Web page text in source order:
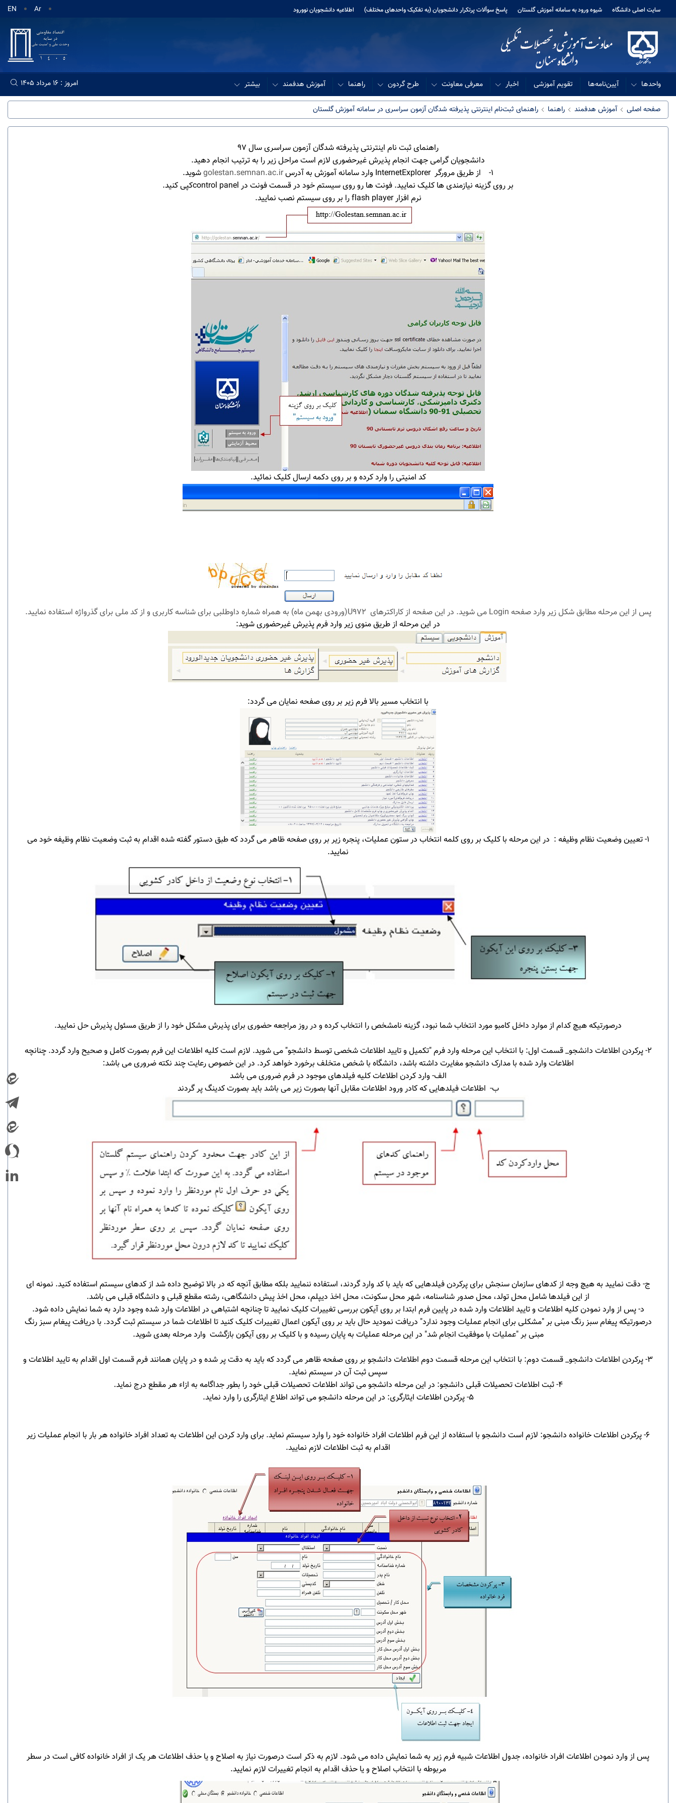
سایت اصلی دانشگاه شیوه ورود به سامانه آموزش گلستان پاسخ سوألات پرتکرار دانشجویان (به تفکیک واحدهای مختلف) اطلاعیه دانشجویان نوورود EN Ar
واحدها آیین‌نامه‌ها تقویم آموزشی اخبار معرفی معاونت طرح گردون راهنما آموزش هدفمند بیشتر امروز : 16 مرداد 1405
صفحه اصلی آموزش هدفمند راهنما راهنمای ثبت‌نام اینترنتی پذیرفته شدگان آزمون سراسری در سامانه آموزش گلستان
راهنمای ثبت نام اینترنتی پذیرفته شدگان آزمون سراسری سال 97
دانشجویان گرامی جهت انجام پذیرش غیرحضوری لازم است مراحل زیر را به ترتیب انجام دهید.
1- از طریق مرورگر InternetExplorer وارد سامانه آموزش به آدرس
golestan.semnan.ac.irشوید.
بر روی گزینه نیازمندی ها کلیک نمایید. فونت ها رو روی سیستم خود در قسمت فونت در control panelکپی کنید.
نرم افزار flash player را بر روی سیستم نصب نمایید.
کد امنیتی را وارد کرده و بر روی دکمه ارسال کلیک نمائید.
پس از این مرحله مطابق شکل زیر وارد صفحه Login می شوید. در این صفحه از کاراکترهای U972(ورودی بهمن ماه) به همراه شماره داوطلبی برای شناسه کاربری و از کد ملی برای گذرواژه استفاده نمایید.
در این مرحله از طریق منوی زیر وارد فرم پذیرش غیرحضوری شوید:
با انتخاب مسیر بالا فرم زیر بر روی صفحه نمایان می گردد:
1- تعیین وضعیت نظام وظیفه : در این مرحله با کلیک بر روی کلمه انتخاب در ستون عملیات، پنجره زیر بر روی صفحه ظاهر می گردد که طبق دستور گفته شده اقدام به ثبت وضعیت نظام وظیفه خود می
نمایید.
درصورتیکه هیچ کدام از موارد داخل کامبو مورد انتخاب شما نبود، گزینه نامشخص را انتخاب کرده و در روز مراجعه حضوری برای پذیرش مشکل خود را از طریق مسئول پذیرش حل نمایید.
2- پرکردن اطلاعات دانشجو_ قسمت اول: با انتخاب این مرحله وارد فرم "تکمیل و تایید اطلاعات شخصی توسط دانشجو" می شوید. لازم است کلیه اطلاعات این فرم بصورت کامل و صحیح وارد گردد. چنانچه
اطلاعات وارد شده با مدارک دانشجو مغایرت داشته باشد، دانشگاه با شخص متخلف برخورد خواهد کرد. در این خصوص رعایت چند نکته ضروری می باشد:
الف- وارد کردن اطلاعات کلیه فیلدهای موجود در فرم ضروری می باشد
ب- اطلاعات فیلدهایی که کادر ورود اطلاعات مقابل آنها بصورت زیر می باشد باید بصورت کدینگ پر گردند
ج- دقت نمایید به هیچ وجه از کدهای سازمان سنجش برای پرکردن فیلدهایی که باید با کد وارد گردند، استفاده ننمایید بلکه مطابق آنچه که در بالا توضیح داده شد از کدهای سیستم استفاده کنید. نمونه ای
از این فیلدها شامل محل تولد، محل صدور شناسنامه، شهر محل سکونت، محل اخذ دیپلم، محل اخذ پیش دانشگاهی، رشته مقطع قبلی و دانشگاه قبلی می باشد.
د- پس از وارد نمودن کلیه اطلاعات و تایید اطلاعات وارد شده در پایین فرم ابتدا بر روی آیکون بررسی تغییرات کلیک نمایید تا چنانچه اشتباهی در اطلاعات وارد شده وجود دارد به شما نمایش داده شود.
درصورتیکه پیغام سبز رنگ مبنی بر "مشکلی برای انجام عملیات وجود ندارد" دریافت نمودید حال باید بر روی آیکون اعمال تغییرات کلیک کنید تا اطلاعات شما در سیستم ثبت گردد. با دریافت پیغام سبز رنگ
مبنی بر "عملیات با موفقیت انجام شد" در این مرحله عملیات به پایان رسیده و با کلیک بر روی آیکون بازگشت وارد مرحله بعدی شوید.
3- پرکردن اطلاعات دانشجو_ قسمت دوم: با انتخاب این مرحله قسمت دوم اطلاعات دانشجو بر روی صفحه ظاهر می گردد که باید به دقت پر شده و در پایان همانند فرم قسمت اول اقدام به تایید اطلاعات و
سپس ثبت آن در سیستم نماید.
4- ثبت اطلاعات تحصیلات قبلی دانشجو: در این مرحله دانشجو می تواند اطلاعات تحصیلات قبلی خود را بطور جداگامه به ازاء هر مقطع درج نماید.
5- پرکردن اطلاعات ایثارگری: در این مرحله دانشجو می تواند اطلاع ایثارگری را وارد نماید.
6- پرکردن اطلاعات خانواده دانشجو: لازم است دانشجو با استفاده از این فرم اطلاعات افراد خانواده خود را وارد سیستم نماید. برای وارد کردن این اطلاعات به تعداد افراد خانواده هر بار با انجام عملیات زیر
اقدام به ثبت اطلاعات لازم نمایید.
پس از وارد نمودن اطلاعات افراد خانواده، جدول اطلاعات شبیه فرم زیر به شما نمایش داده می شود. لازم به ذکر است درصورت نیاز به اصلاح و یا حذف اطلاعات هر یک از افراد خانواده کافی است در سطر
مربوطه با انتخاب اصلاح و یا حذف اقدام به انجام تغییرات لازم نمایید.